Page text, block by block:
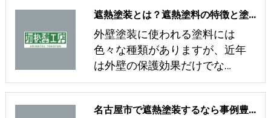
遮熱塗装とは？遮熱塗料の特徴と塗装するメリット！省エネに効果あり？
外壁塗装に使われる塗料には
色々な種類がありますが、近年
は外壁の保護効果だけでな…
名古屋市で遮熱塗装するなら事例豊富な業者へ